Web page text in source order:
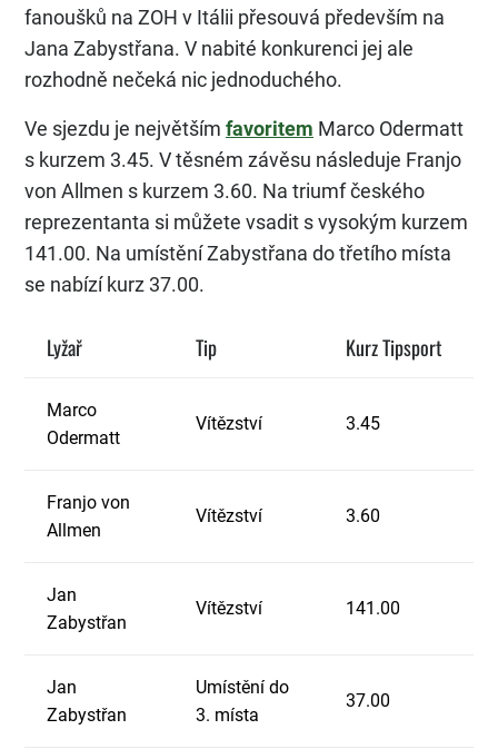
fanoušků na ZOH v Itálii přesouvá především na
Jana Zabystřana. V nabité konkurenci jej ale
rozhodně nečeká nic jednoduchého.
Ve sjezdu je největším favoritem Marco Odermatt
s kurzem 3.45. V těsném závěsu následuje Franjo
von Allmen s kurzem 3.60. Na triumf českého
reprezentanta si můžete vsadit s vysokým kurzem
141.00. Na umístění Zabystřana do třetího místa
se nabízí kurz 37.00.
Lyžař Tip Kurz Tipsport
Marco
Odermatt
Vítězství 3.45
Franjo von
Allmen
Vítězství 3.60
Jan
Zabystřan
Vítězství 141.00
Jan
Zabystřan
Umístění do
3. místa
37.00